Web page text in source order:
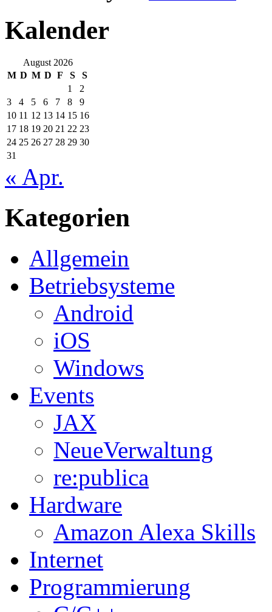
Kalender
August 2026
M D M D F S
S
1
2
3
4 5 6 7 8
9
10 11 12 13 14 15 16
17 18 19 20 21 22 23
24 25 26 27 28 29 30
31
« Apr.
Kategorien
Allgemein
Betriebsysteme
Android
iOS
Windows
Events
JAX
NeueVerwaltung
re:publica
Hardware
Amazon Alexa Skills
Internet
Programmierung